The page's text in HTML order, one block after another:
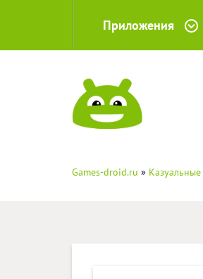
Приложения
Games-droid.ru » Казуальные